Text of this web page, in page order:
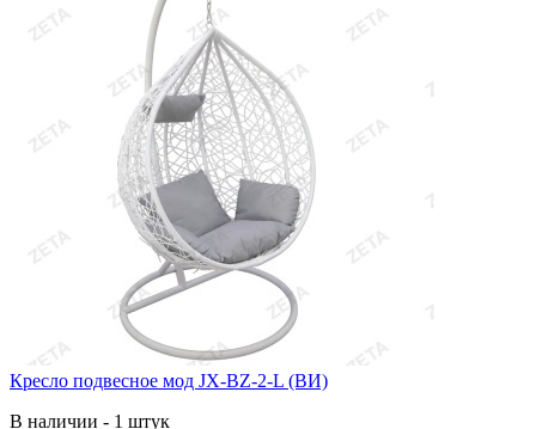
Кресло подвесное мод JX-BZ-2-L (ВИ)
В наличии - 1 штук